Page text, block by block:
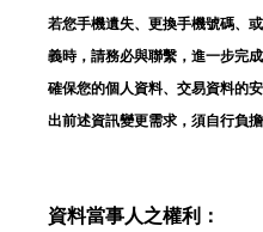
若您手機遺失、更換手機號碼、
義時，請務必與聯繫，進一步完
確保您的個人資料、交易資料的
出前述資訊變更需求，須自行負
資料當事人之權利：